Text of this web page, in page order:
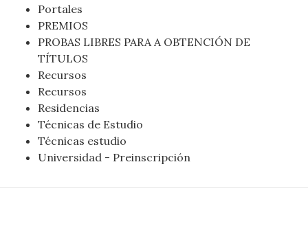
Portales
PREMIOS
PROBAS LIBRES PARA A OBTENCIÓN DE
TÍTULOS
Recursos
Recursos
Residencias
Técnicas de Estudio
Técnicas estudio
Universidad - Preinscripción